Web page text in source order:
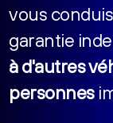
vous
garantie
à d'autres
personnes